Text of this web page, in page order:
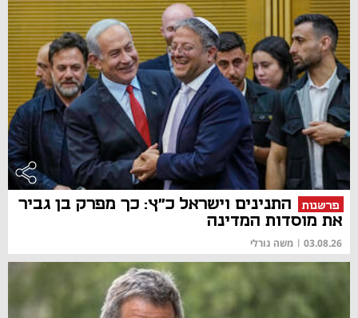
פרשנות
התנינים וישראל כ"ץ: כך מפרק בן גביר
את מוסדות המדינה
03.08.26
| משה גורלי